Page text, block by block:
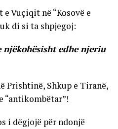
Vuçiqit në “Kosovë e
di si ta shpjegoj:
edhe njeriu
Prishtinë, Shkup e Tiranë,
“antikombëtar”!
i dëgjojë për ndonjë